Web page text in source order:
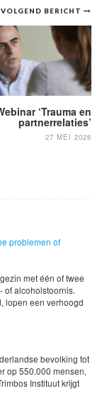
VOLGEND BERICHT
‘Trauma en
partnerrelaties’
27 MEI 2026
problemen of
met één of twee
of alcoholstoornis.
lopen een verhoogd
bevolking tot
op 550.000 mensen,
Instituut krijgt